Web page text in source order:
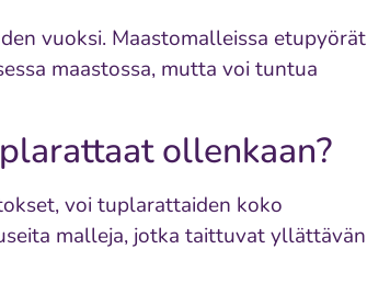
vuoksi. Maastomalleissa etupyörät
maastossa, mutta voi tuntua
ollenkaan?
voi tuplarattaiden koko
malleja, jotka taittuvat yllättävän